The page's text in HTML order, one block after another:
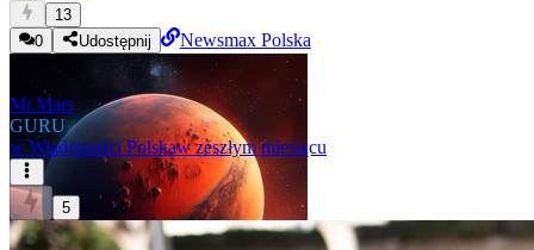
13
0
Udostępnij Newsmax Polska
Mr.Mars
GURU
w Wiadomości Polskaw zeszłym miesiącu
5